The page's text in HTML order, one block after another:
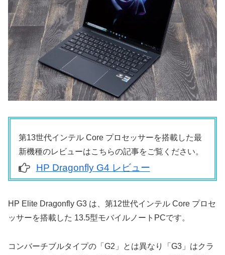
第13世代インテル Core プロセッサーを搭載した最
新機種のレビューはこちらの記事をご覧ください。
HP Dragonfly G4 レビュー
HP Elite Dragonfly G3 は、第12世代インテル Core プロセ
ッサーを搭載した 13.5型モバイルノートPCです。
コンバーチブルタイプの「G2」とは異なり「G3」はクラ